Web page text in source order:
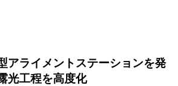
アライメントステーションを発
工程を高度化